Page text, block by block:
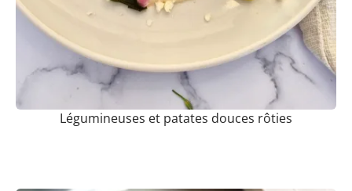
Légumineuses et patates douces rôties